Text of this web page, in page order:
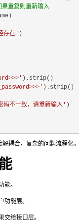
重复则重新输入
存在' )
).strip()
).strip()
码不一致，请重新输入' )
耦合，复杂的问题流程化，
能。
功能层。
交给接口层。